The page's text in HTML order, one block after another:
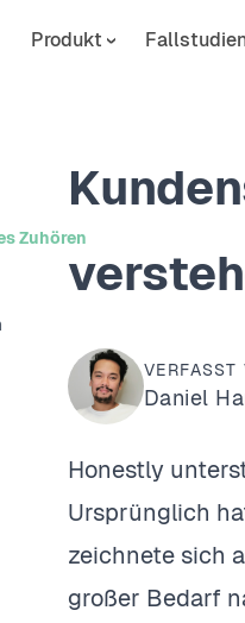
Produkt
Zuhören
VERFASST
Daniel
Honestly
Ursprünglich
zeichnete sich
großer Bedarf